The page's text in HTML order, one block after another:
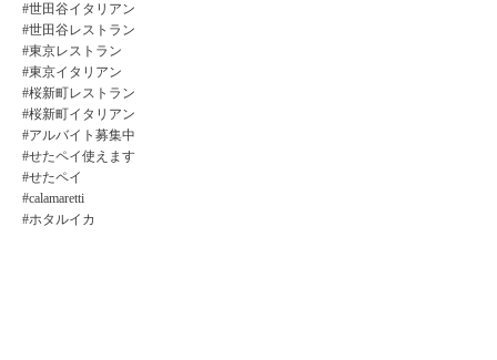
#世田谷イタリアン
#世田谷レストラン
#東京レストラン
#東京イタリアン
#桜新町レストラン
#桜新町イタリアン
#アルバイト募集中
#せたペイ使えます
#せたペイ
#calamaretti
#ホタルイカ